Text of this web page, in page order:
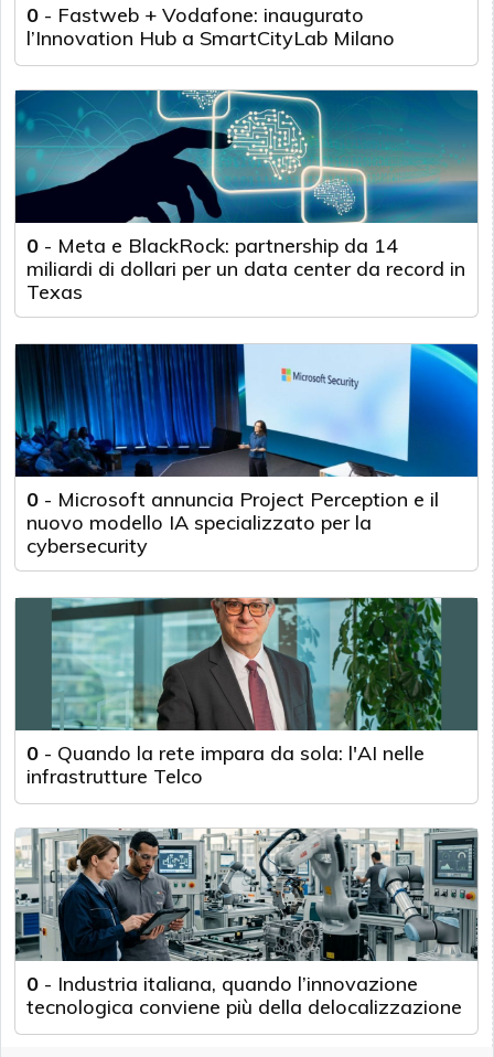
0 - Fastweb + Vodafone: inaugurato
l’Innovation Hub a SmartCityLab Milano
0 - Meta e BlackRock: partnership da 14
miliardi di dollari per un data center da record in
Texas
0 - Microsoft annuncia Project Perception e il
nuovo modello IA specializzato per la
cybersecurity
0 - Quando la rete impara da sola: l'AI nelle
infrastrutture Telco
0 - Industria italiana, quando l’innovazione
tecnologica conviene più della delocalizzazione